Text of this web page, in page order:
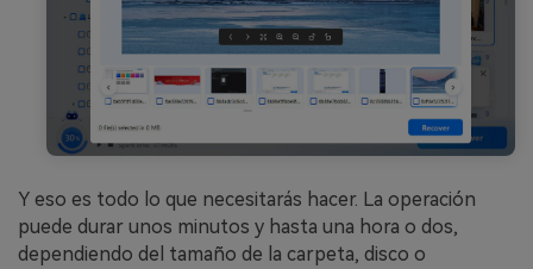
Y eso es todo lo que necesitarás hacer. La operación
puede durar unos minutos y hasta una hora o dos,
dependiendo del tamaño de la carpeta, disco o